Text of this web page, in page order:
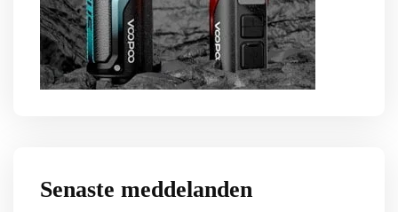
Senaste meddelanden